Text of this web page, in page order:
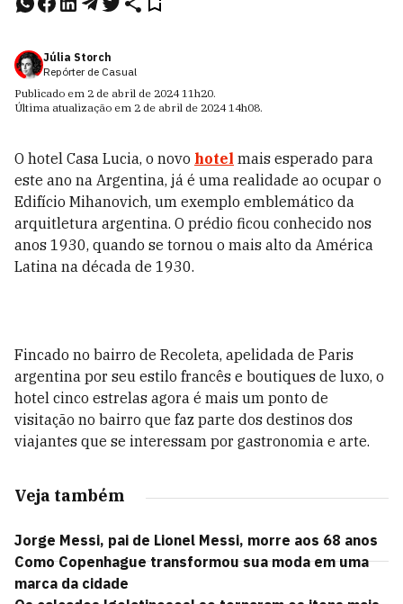
Júlia Storch
Repórter de Casual
Publicado em 2 de abril de 2024 11h20.
Última atualização em 2 de abril de 2024 14h08.
O hotel Casa Lucia, o novo hotel mais esperado para
este ano na Argentina, já é uma realidade ao ocupar o
Edifício Mihanovich, um exemplo emblemático da
arquitletura argentina. O prédio ficou conhecido nos
anos 1930, quando se tornou o mais alto da América
Latina na década de 1930.
Fincado no bairro de Recoleta, apelidada de Paris
argentina por seu estilo francês e boutiques de luxo, o
hotel cinco estrelas agora é mais um ponto de
visitação no bairro que faz parte dos destinos dos
viajantes que se interessam por gastronomia e arte.
Veja também
Jorge Messi, pai de Lionel Messi, morre aos 68 anos
Como Copenhague transformou sua moda em uma
marca da cidade